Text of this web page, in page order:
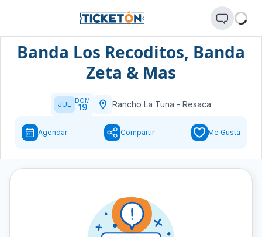
Banda Los Recoditos, Banda
Zeta & Mas
JUL DOM
19 Rancho La Tuna - Resaca
Agendar Compartir Me Gusta